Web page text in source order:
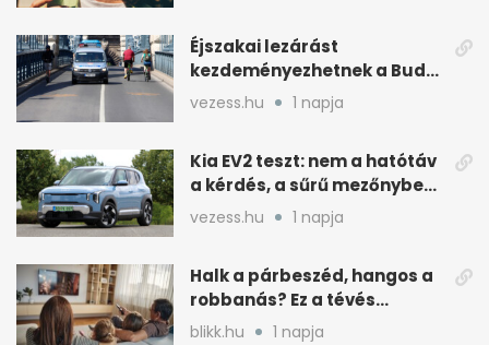
Éjszakai lezárást
kezdeményezhetnek a Budai
Váralagútnál Budapesten
vezess.hu 1 napja
Kia EV2 teszt: nem a hatótáv
a kérdés, a sűrű mezőnyben
dől el
vezess.hu 1 napja
Halk a párbeszéd, hangos a
robbanás? Ez a tévés
beállítás segít
blikk.hu 1 napja